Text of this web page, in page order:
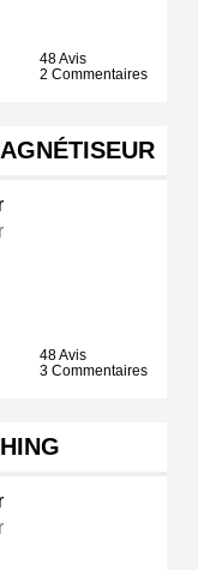
48 Avis
2 Commentaires
48 Avis
3 Commentaires